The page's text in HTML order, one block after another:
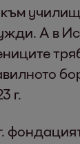
А в
г.